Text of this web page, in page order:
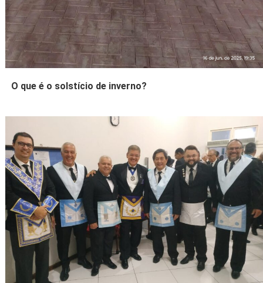
O que é o solstício de inverno?